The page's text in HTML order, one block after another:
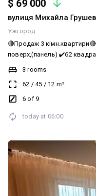
$ 69 000
вулиця Михайла
Ужгород
🔴Продаж 3 кімн.квартири🔴 Ужгород ,вул.Грушевського ✔️6 з 9
поверх,(панель) ✔️62 квадрати ✔️ліфт працює ✔️газове опалення
✔️балкон з кухні,+лоджія з кімнати ✔️санвузол
запиту. Ціна 69 000$ 📞0505110444 Олександра Тобіяш АЛЬЯНС -
3 rooms
62 / 45 / 12 m²
6 of 9
today at 06:00